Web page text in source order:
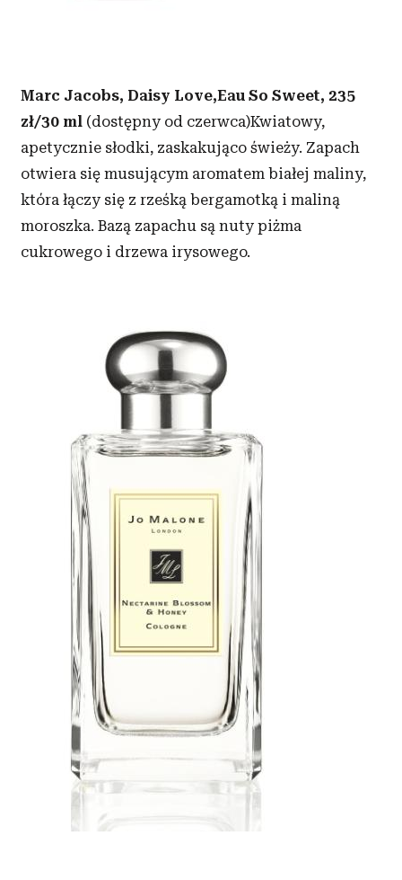
Marc Jacobs, Daisy Love,Eau So Sweet, 235
zł/30 ml (dostępny od czerwca)Kwiatowy,
apetycznie słodki, zaskakująco świeży. Zapach
otwiera się musującym aromatem białej maliny,
która łączy się z rześką bergamotką i maliną
moroszka. Bazą zapachu są nuty piżma
cukrowego i drzewa irysowego.